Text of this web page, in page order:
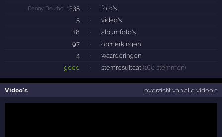
..Danny Deurbel..: 235 ·
foto's
5
·
video's
18
·
albumfoto's
97
·
opmerkingen
4
·
waarderingen
goed
· stemresultaat (160 stemmen)
Video's overzicht van alle video's